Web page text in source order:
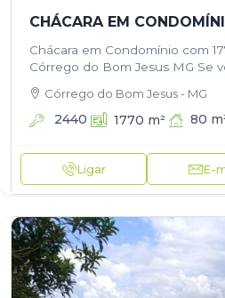
Chácara em Condomínio com
Córrego do Bom Jesus MG Se
tranquilidade, segurança e
essa chácara é perfeita…
Córrego do Bom Jesus - MG
2440 1770 m² 80
Ligar E-